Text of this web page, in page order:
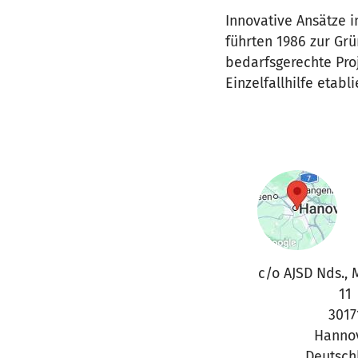
Innovative Ansätze
führten 1986 zur
bedarfsgerechte
Einzelfallhilfe
c/o AJSD Nds.,
11